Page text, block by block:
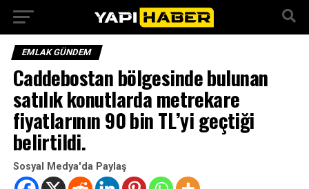
EMLAK GÜNDEM
Caddebostan bölgesinde bulunan
satılık konutlarda metrekare
fiyatlarının 90 bin TL’yi geçtiği
belirtildi.
Sosyal Medya'da Paylaş